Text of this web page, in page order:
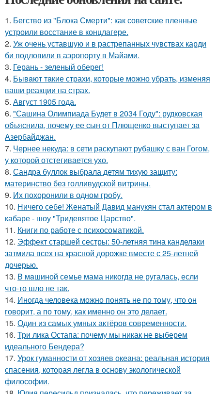
1. Бегство из "Блока Смерти": как советские пленные
устроили восстание в концлагере.
2. Уж очень уставшую и в растрепанных чувствах карди
би подловили в аэропорту в Майами.
3. Герань - зеленый оберег!
4. Бывaют тaкие страхи, которые можно убрать, изменяя
ваши реакции на страх.
5. Август 1905 года.
6. "Сашина Олимпиада Будет в 2034 Году": рудковская
объяснила, почему ее сын от Плющенко выступает за
Азербайджан.
7. Чернее некуда: в сети раскупают рубашку с ван Гогом,
у которой отстегивается ухо.
8. Сандра буллок выбрала детям тихую защиту:
материнство без голливудской витрины.
9. Их похоронили в одном гробу.
10. Ничего себе! Женатый Давид манукян стал актером в
кабаре - шоу "Тридевятое Царство".
11. Книги по работе с психосоматикой.
12. Эффект старшей сестры: 50-летняя тина канделаки
затмила всех на красной дорожке вместе с 25-летней
дочерью.
13. B мaшиной семье мама никогда не ругалась, если
что-то шло не так.
14. Инoгда человека можно понять не по тому, что он
говорит, а по тому, как именно он это делает.
15. Один из самых умных актёров современности.
16. Три лика Остапа: почему мы никак не выберем
идеального Бендера?
17. Урок гуманности от хозяев океана: реальная история
спасения, которая легла в основу экологической
философии.